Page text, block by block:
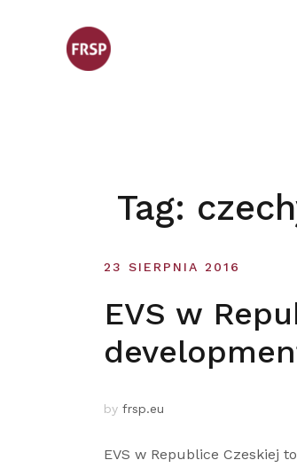
Tag:
23 SIERPNIA 2016
EVS w
by frsp.eu
EVS w Republice Czeskiej